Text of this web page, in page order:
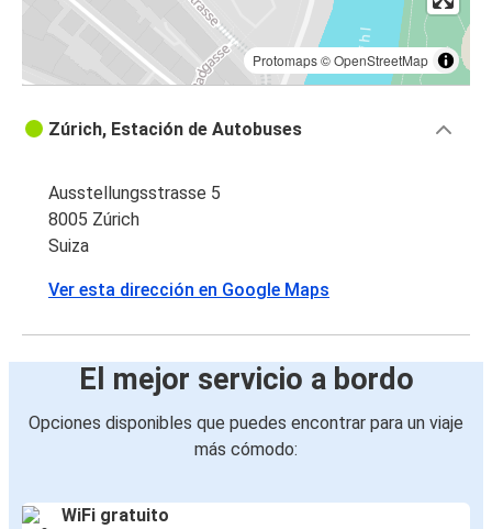
Protomaps©OpenStreetMap
Zúrich, Estación de Autobuses
Ausstellungsstrasse 5
8005 Zúrich
Suiza
Ver esta dirección en Google Maps
El mejor servicio a bordo
Opciones disponibles que puedes encontrar para un viaje
más cómodo:
WiFi gratuito